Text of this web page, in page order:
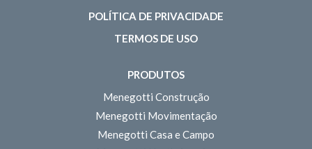
POLÍTICA DE PRIVACIDADE
TERMOS DE USO
PRODUTOS
Menegotti Construção
Menegotti Movimentação
Menegotti Casa e Campo